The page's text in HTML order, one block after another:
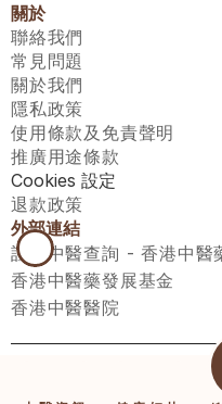
關於
聯絡我們
常見問題
關於我們
隱私政策
使用條款及免責聲明
推廣用途條款
Cookies 設定
退款政策
外部連結
註冊中醫查詢 - 香港中醫
香港中醫藥發展基金
香港中醫醫院
醫師匯有限公司 ECWAY
reserved. 台灣地區：統一編